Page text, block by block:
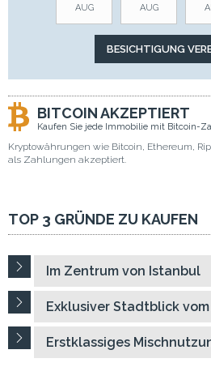
AUG AUG
BITCOIN AKZEPTIERT
Kaufen Sie jede Immobilie mit Bitcoin-
Kryptowährungen wie Bitcoin, Ethereum,
als Zahlungen akzeptiert.
TOP 3 GRÜNDE ZU KAUFEN
Im Zentrum von Istanbul
Exklusiver Stadtblick
Erstklassiges